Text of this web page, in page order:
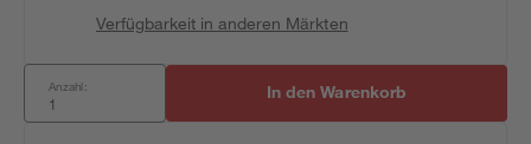
Verfügbarkeit in anderen Märkten
Anzahl: In den Warenkorb